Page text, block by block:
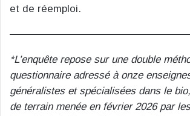
et de réemploi.
*L’enquête repose sur une double
questionnaire adressé à onze
généralistes et spécialisées dans le
de terrain menée en février 2026 par